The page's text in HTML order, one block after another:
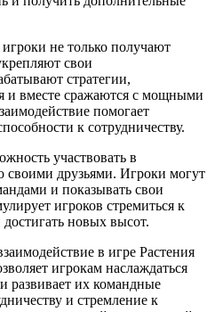
не только получают
свои
стратегии,
и вместе сражаются с мощными
помогает
к сотрудничеству.
участвовать в
своими друзьями. Игроки могут
и показывать свои
игроков стремиться к
новых высот.
в игре Растения
игрокам наслаждаться
развивает их командные
и стремление к